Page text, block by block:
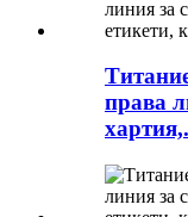
права